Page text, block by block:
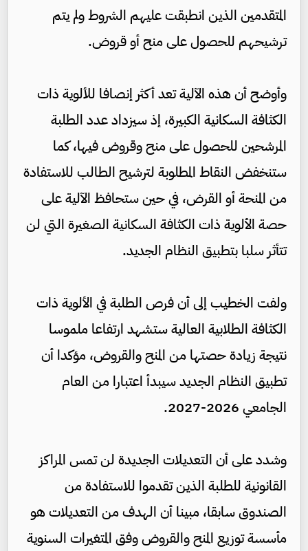
المتقدمين الذين انطبقت عليهم الشروط ولم يتم
ترشيحهم للحصول على منح أو قروض.
وأوضح أن هذه الآلية تعد أكثر إنصافا للألوية ذات
الكثافة السكانية الكبيرة، إذ سيزداد عدد الطلبة
المرشحين للحصول على منح وقروض فيها، كما
ستنخفض النقاط المطلوبة لترشيح الطالب للاستفادة
من المنحة أو القرض، في حين ستحافظ الآلية على
حصة الألوية ذات الكثافة السكانية الصغيرة التي لن
تتأثر سلبا بتطبيق النظام الجديد.
ولفت الخطيب إلى أن فرص الطلبة في الألوية ذات
الكثافة الطلابية العالية ستشهد ارتفاعا ملموسا
نتيجة زيادة حصتها من المنح والقروض، مؤكدا أن
تطبيق النظام الجديد سيبدأ اعتبارا من العام
الجامعي 2026-2027.
وشدد على أن التعديلات الجديدة لن تمس المراكز
القانونية للطلبة الذين تقدموا للاستفادة من
الصندوق سابقا، مبينا أن الهدف من التعديلات هو
مأسسة توزيع المنح والقروض وفق المتغيرات السنوية